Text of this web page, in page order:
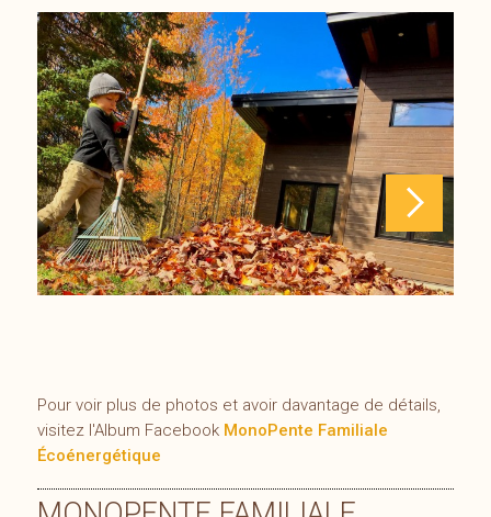
Pour voir plus de photos et avoir davantage de détails,
visitez l'Album Facebook MonoPente Familiale
Écoénergétique